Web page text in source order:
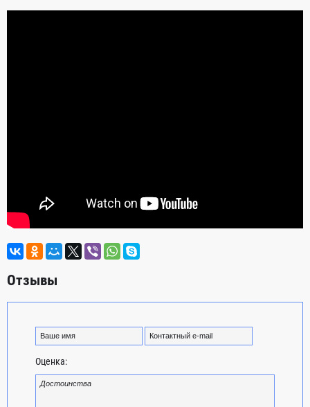
Отзывы
Оценка: